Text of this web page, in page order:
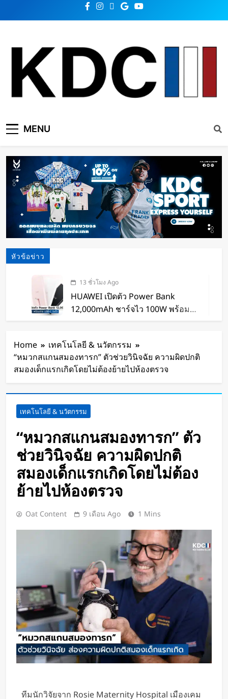
KDC SOLUTION | เคดีซี
โซลูชั่น
MENU
หัวข้อข่าว
13 ชั่วโมง Ago
HUAWEI เปิดตัว Power Bank
12,000mAh ชาร์จไว 100W พร้อม
จากโชว์เทคโนโลยีสู่การทำงานจริง
14 ชั่วโมง Ago
Center ลอยน้ำ ใช้พลังงานจากคลื่น
ทะเลผลิตไฟฟ้า และใช้น้ำทะเลช่วย
ระบายความร้อน
14 ชั่วโมง Ago
จีนเปิดตัว “xianglong” เครื่องขุดอุ
โมงค์ไฮบริด เจาะ-ระเบิดหิน เครื่อง
แรกของโลก
16 ชั่วโมง Ago
Google DeepMind เปิดตัว Weather
Lab แพลตฟอร์ม AI สำหรับคาด
การณ์สภาพอากาศและพายุหมุนเขต
ร้อนล่วงหน้าได้สูงสุด 15 วัน
2 วัน Ago
ChatGPT ทะลุ 1 พันล้านผู้ใช้ต่อ
สัปดาห์ เร็วที่สุดในโลก AI
Xiaomi เปิดตัว SUV พร้อมพื้นที่นอน
ชั้นบน รองรับผู้โดยสารได้ 7 ที่นั่ง
2 วัน Ago
นักวิจัย NUS CDE พัฒนา “ผิว
อิเล็กทรอนิกส์” ที่รับรู้การสัมผัสและ
ซ่อมแซมตัวเองใต้น้ำได้
2 วัน Ago
K-18M โดรนรบฝีมือคนไทย ทดสอบ
บินสำเร็จครั้งแรก
3 วัน Ago
BlaBlaCar เปิดให้บริการในไทย
หารค่าน้ำมันและค่าทางด่วน
Home
เทคโนโลยี & นวัตกรรม
“หมวกสแกนสมองทารก” ตัวช่วยวินิจฉัย ความผิดปกติ
สมองเด็กแรกเกิดโดยไม่ต้องย้ายไปห้องตรวจ
เทคโนโลยี & นวัตกรรม
“หมวกสแกนสมองทารก” ตัว
ช่วยวินิจฉัย ความผิดปกติ
สมองเด็กแรกเกิดโดยไม่ต้อง
ย้ายไปห้องตรวจ
Oat Content 9 เดือน Ago 1 Mins
ทีมนักวิจัยจาก Rosie Maternity Hospital เมืองเคม